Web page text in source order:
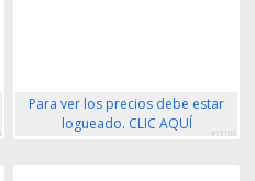
Para ver los precios debe estar
logueado. CLIC AQUÍ
415106